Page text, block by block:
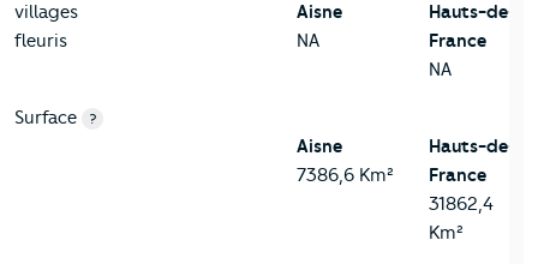
villages
fleuris
Aisne
NA
Hauts-de-
France
NA
Surface ?
Aisne
7386,6 Km²
Hauts-de-
France
31862,4
Km²